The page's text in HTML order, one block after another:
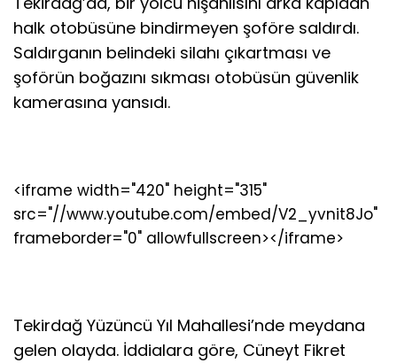
halk otobüsüne bindirmeyen şoföre saldırdı.
Saldırganın belindeki silahı çıkartması ve
şoförün boğazını sıkması otobüsün güvenlik
kamerasına yansıdı.
<iframe width="420" height="315"
src="//www.youtube.com/embed/V2_yvnit8Jo"
frameborder="0" allowfullscreen></iframe>
Tekirdağ Yüzüncü Yıl Mahallesi’nde meydana
gelen olayda. İddialara göre, Cüneyt Fikret